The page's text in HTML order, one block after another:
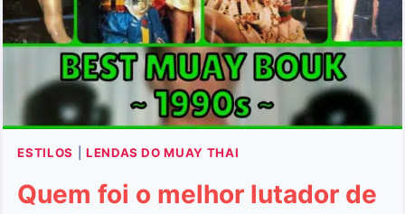
DE
1990?
ESTILOS LENDAS DO MUAY THAI
Quem foi o melhor lutador de